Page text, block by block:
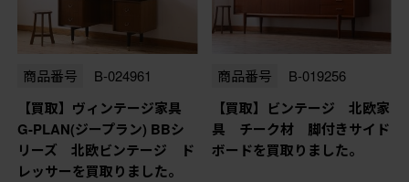
商品番号 B-024961
【買取】ヴィンテージ家具
G-PLAN(ジープラン) BBシ
リーズ 北欧ビンテージ ド
レッサーを買取りました。
商品番号 B-019256
【買取】ビンテージ 北欧家
具 チーク材 脚付きサイド
ボードを買取りました。